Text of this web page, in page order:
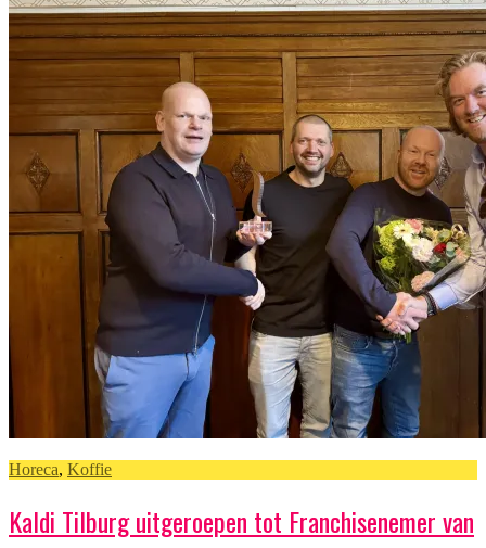
Horeca, Koffie
Kaldi Tilburg uitgeroepen tot Franchisenemer van